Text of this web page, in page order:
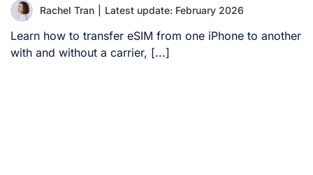
Rachel Tran Latest update: February 2026
Learn how to transfer eSIM from one iPhone to another
with and without a carrier, [...]